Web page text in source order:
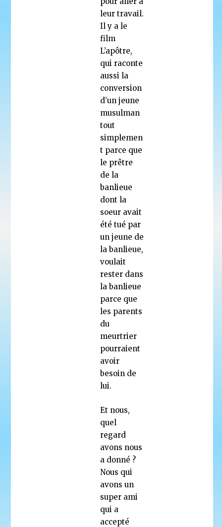
leur travail.
Il y a le
film
L’apôtre,
qui raconte
aussi la
conversion
d’un jeune
musulman
tout
simplemen
t parce que
le prêtre
de la
banlieue
dont la
soeur avait
été tué par
un jeune de
la banlieue,
voulait
rester dans
la banlieue
parce que
les parents
du
meurtrier
pourraient
avoir
besoin de
lui.
Et nous,
quel
regard
avons nous
a donné ?
Nous qui
avons un
super ami
qui a
accepté